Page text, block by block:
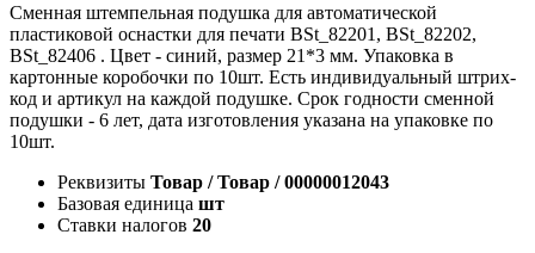
Сменная штемпельная подушка для автоматической
пластиковой оснастки для печати BSt_82201, BSt_82202,
BSt_82406 . Цвет - синий, размер 21*3 мм. Упаковка в
картонные коробочки по 10шт. Есть индивидуальный штрих-
код и артикул на каждой подушке. Срок годности сменной
подушки - 6 лет, дата изготовления указана на упаковке по
10шт.
Реквизиты Товар / Товар / 00000012043
Базовая единица шт
Ставки налогов 20